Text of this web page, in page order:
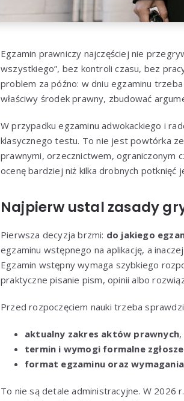
Egzamin prawniczy najczęściej nie
wszystkiego”, bez kontroli czasu, bez
problem za późno: w dniu egzaminu
właściwy środek prawny, zbudować
W przypadku egzaminu adwokackiego i
klasycznego testu. To nie jest powtórka
prawnymi, orzecznictwem, ograniczonym
ocenę bardziej niż kilka drobnych potknięć
Najpierw ustal zasady
Pierwsza decyzja brzmi: do jakiego
egzaminu wstępnego na aplikację, a
Egzamin wstępny wymaga szybkiego
praktyczne pisanie pism, opinii albo
Przed rozpoczęciem nauki trzeba
aktualny zakres aktów prawnych,
termin i wymogi formalne
format egzaminu oraz
To nie są detale administracyjne. W 2026